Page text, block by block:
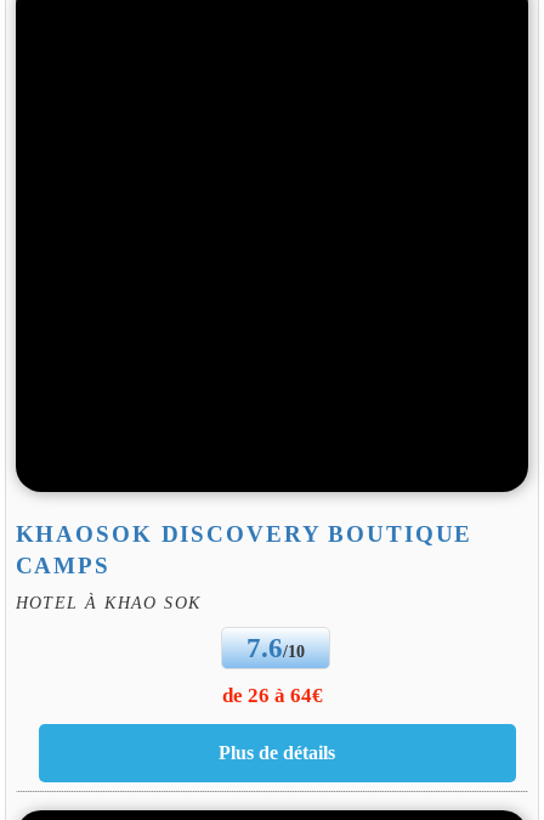
KHAOSOK DISCOVERY BOUTIQUE
CAMPS
HOTEL À KHAO SOK
7.6/10
de 26 à 64€